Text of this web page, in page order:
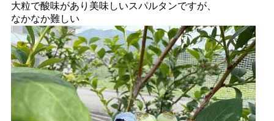
大粒で酸味があり美味しいスパルタンですが、
なかなか難しい